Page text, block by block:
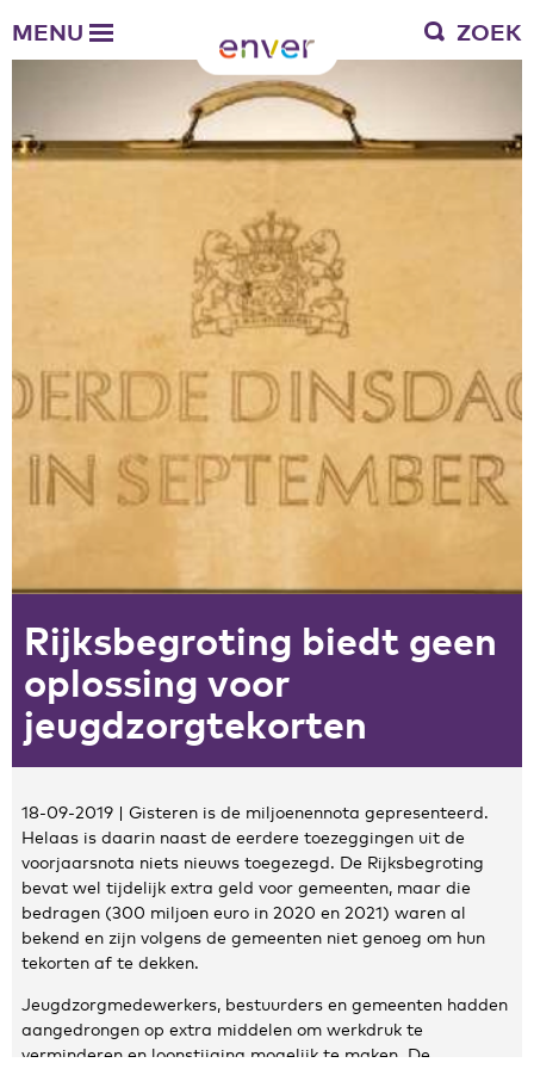
MENU ZOEK
Waar we voor staan
Bestuur en toezicht
Zakelijke gegevens
Enver als werkgever
Vrienden van Enver
Werkwijze
Nieuws
Algemeen
Nieuws
Persoonlijke informatie en privacy
Privacyverklaring website
Klachtenregeling
Contact
Rijksbegroting biedt geen
oplossing voor
jeugdzorgtekorten
18-09-2019 | Gisteren is de miljoenennota gepresenteerd.
Helaas is daarin naast de eerdere toezeggingen uit de
voorjaarsnota niets nieuws toegezegd. De Rijksbegroting
bevat wel tijdelijk extra geld voor gemeenten, maar die
bedragen (300 miljoen euro in 2020 en 2021) waren al
bekend en zijn volgens de gemeenten niet genoeg om hun
tekorten af te dekken.
Jeugdzorgmedewerkers, bestuurders en gemeenten hadden
aangedrongen op extra middelen om werkdruk te
verminderen en loonstijging mogelijk te maken. De